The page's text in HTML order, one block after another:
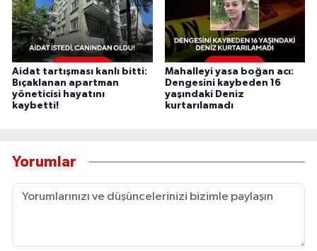
Aidat tartışması kanlı bitti:
Bıçaklanan apartman
yöneticisi hayatını
kaybetti!
Mahalleyi yasa boğan acı:
Dengesini kaybeden 16
yaşındaki Deniz
kurtarılamadı
Yorumlar